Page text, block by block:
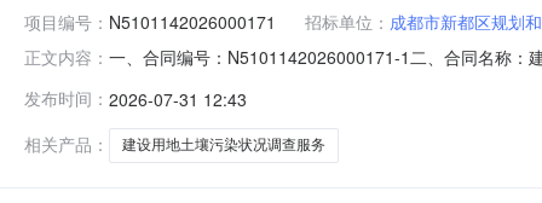
项目编号： N5101142026000171 招标单位： 成都市新都区规划
正文内容： 一、合同编号：N5101142026000171-1二、合同名称：
司地址：华金大道二段562号联系方式：02882140033
发布时间： 2026-07-31 12:43
相关产品：
建设用地土壤污染状况调查服务